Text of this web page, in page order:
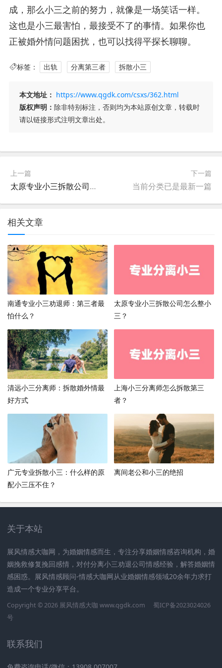
成，那么小三之前的努力，就像是一场笑话一样。
这也是小三最害怕，最接受不了的事情。如果你也
正被婚外情问题困扰，也可以找得平探长聊聊。
标签： 出轨 分离第三者 拆散小三
本文地址： https://www.qgdk.com/csxs/362.html
版权声明： 除非特别标注，否则均为本站原创文章，转载时
请以链接形式注明文章出处。
上一篇
太原专业小三拆散公司怎么整小三？
下一篇
当前分类已是最新一篇
相关文章
南通专业小三劝退师：第三者最
怕什么？
太原专业小三拆散公司怎么整小
三？
清远小三分离师：拆散婚外情最
好方式
上海小三分离师怎么拆散第三
者？
广元专业拆散小三：什么样的原
配小三压不住？
离间老公和小三的绝招
关于本站
展风情感大咖网，为婚姻情感而生，专注分享婚姻情感咨询机构，婚
姻挽救修复挽回感情，对付分离小三劝退公司情感经验，解答婚姻情
感困惑。展风情感顾问-情感大咖网从业婚姻情感领域20余年力求打
造成一个专业分享平台。
Copyright © 2026 展风情感大咖 www.qgdk.com
蜀ICP备2023024026
号
联系我们